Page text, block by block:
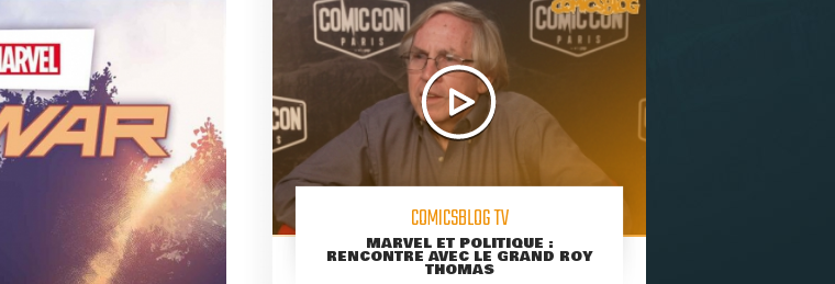
COMICSBLOG TV
MARVEL ET POLITIQUE :
RENCONTRE AVEC LE GRAND ROY
THOMAS